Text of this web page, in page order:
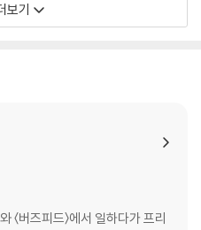
TRIVEDI SCIENCE BO
Bayes was
minister and amateur ma
sharp science communicati
Is Predictable is a captiv
보기
〈버즈피드〉에서 일하다가 프리